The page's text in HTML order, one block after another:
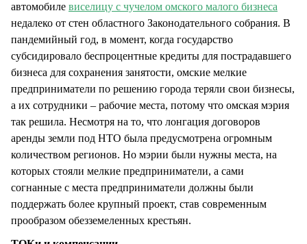
автомобиле виселицу с чучелом омского малого бизнеса
недалеко от стен областного Законодательного собрания. В
пандемийный год, в момент, когда государство
субсидировало беспроцентные кредиты для пострадавшего
бизнеса для сохранения занятости, омские мелкие
предприниматели по решению города теряли свои бизнесы,
а их сотрудники – рабочие места, потому что омская мэрия
так решила. Несмотря на то, что лонгация договоров
аренды земли под НТО была предусмотрена огромным
количеством регионов. Но мэрии были нужны места, на
которых стояли мелкие предприниматели, а сами
согнанные с места предприниматели должны были
поддержать более крупный проект, став современным
прообразом обезземеленных крестьян.